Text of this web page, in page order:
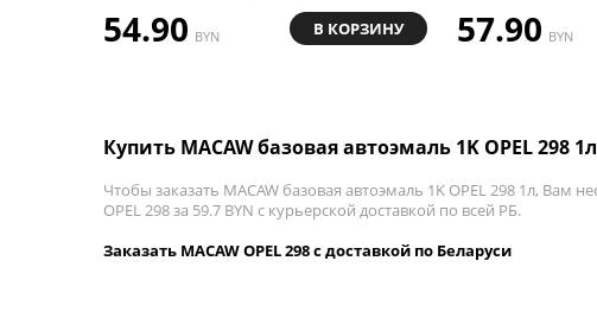
54.90 BYN В КОРЗИНУ 57.90 BYN
Купить MACAW базовая автоэмаль 1K OPEL 298 1л
Чтобы заказать MACAW базовая автоэмаль 1K OPEL 298 1л, Вам
OPEL 298 за 59.7 BYN с курьерской доставкой по всей РБ.
Заказать MACAW OPEL 298 с доставкой по Беларуси